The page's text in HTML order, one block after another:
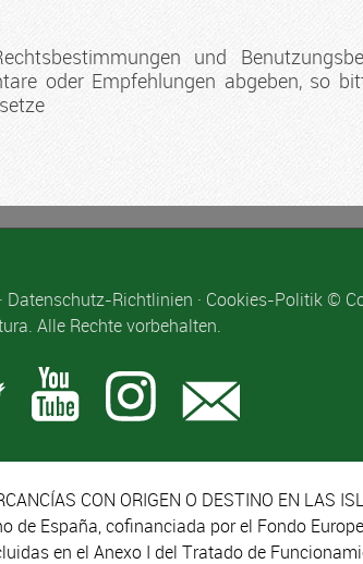
und
oder Empfehlungen abgeben, so
· Datenschutz-Richtlinien · Cookies-Politik©
Alle Rechte vorbehalten.
CON ORIGEN O DESTINO EN LAS
de España, cofinanciada por el Fondo
en el Anexo I del Tratado de